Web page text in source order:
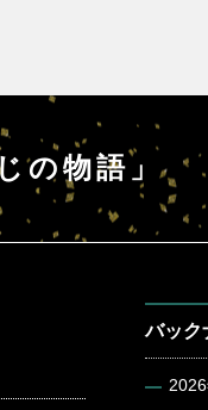
の物語」
バック